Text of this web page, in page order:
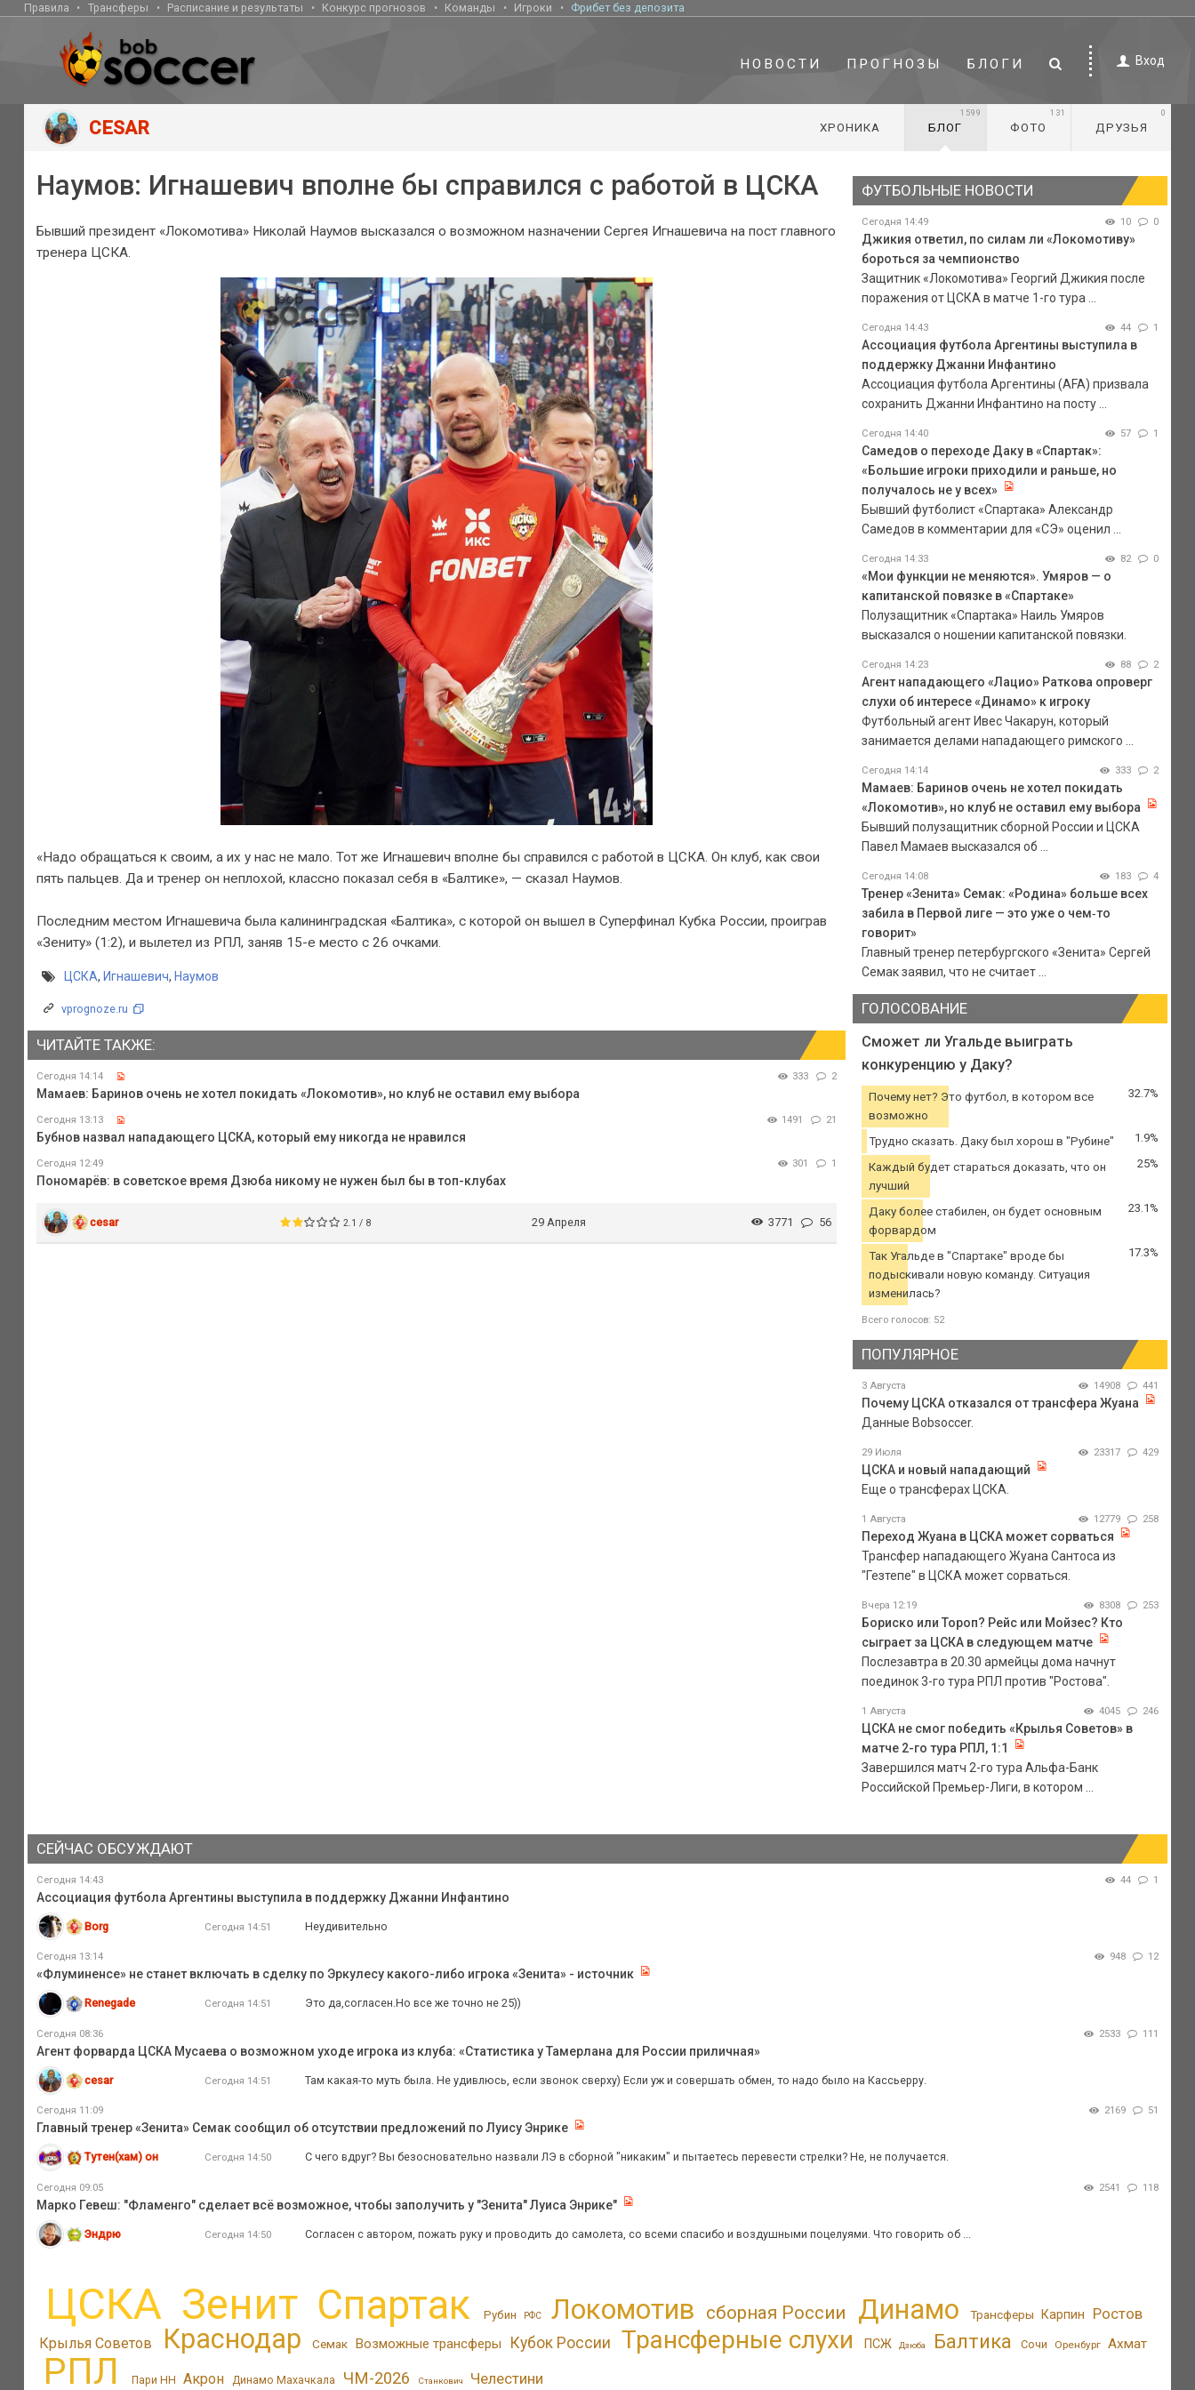
Правила Трансферы Расписание и результаты Конкурс прогнозов Команды Игроки Фрибет без депозита
НОВОСТИ ПРОГНОЗЫ БЛОГИ Вход
CESAR ХРОНИКА БЛОГ
1599
ФОТО
131
ДРУЗЬЯ
0
Наумов: Игнашевич вполне бы справился с работой в ЦСКА
Бывший президент «Локомотива» Николай Наумов высказался о возможном назначении Сергея Игнашевича на пост главного
тренера ЦСКА.
«Надо обращаться к своим, а их у нас не мало. Тот же Игнашевич вполне бы справился с работой в ЦСКА. Он клуб, как свои
пять пальцев. Да и тренер он неплохой, классно показал себя в «Балтике», — сказал Наумов.
Последним местом Игнашевича была калининградская «Балтика», с которой он вышел в Суперфинал Кубка России, проиграв
«Зениту» (1:2), и вылетел из РПЛ, заняв 15-е место с 26 очками.
ЦСКА, Игнашевич, Наумов
vprognoze.ru
ЧИТАЙТЕ ТАКЖЕ:
Сегодня 14:14 333 2
Мамаев: Баринов очень не хотел покидать «Локомотив», но клуб не оставил ему выбора
Сегодня 13:13 1491 21
Бубнов назвал нападающего ЦСКА, который ему никогда не нравился
Сегодня 12:49 301 1
Пономарёв: в советское время Дзюба никому не нужен был бы в топ-клубах
cesar 2.1 / 8 29 Апреля 3771 56
ФУТБОЛЬНЫЕ НОВОСТИ
Сегодня 14:49 10 0
Джикия ответил, по силам ли «Локомотиву»
бороться за чемпионство
Защитник «Локомотива» Георгий Джикия после
поражения от ЦСКА в матче 1-го тура ...
Сегодня 14:43 44 1
Ассоциация футбола Аргентины выступила в
поддержку Джанни Инфантино
Ассоциация футбола Аргентины (AFA) призвала
сохранить Джанни Инфантино на посту ...
Сегодня 14:40 57 1
Самедов о переходе Даку в «Спартак»:
«Большие игроки приходили и раньше, но
получалось не у всех»
Бывший футболист «Спартака» Александр
Самедов в комментарии для «СЭ» оценил ...
Сегодня 14:33 82 0
«Мои функции не меняются». Умяров — о
капитанской повязке в «Спартаке»
Полузащитник «Спартака» Наиль Умяров
высказался о ношении капитанской повязки.
Сегодня 14:23 88 2
Агент нападающего «Лацио» Раткова опроверг
слухи об интересе «Динамо» к игроку
Футбольный агент Ивес Чакарун, который
занимается делами нападающего римского ...
Сегодня 14:14 333 2
Мамаев: Баринов очень не хотел покидать
«Локомотив», но клуб не оставил ему выбора
Бывший полузащитник сборной России и ЦСКА
Павел Мамаев высказался об ...
Сегодня 14:08 183 4
Тренер «Зенита» Семак: «Родина» больше всех
забила в Первой лиге — это уже о чем‑то
говорит»
Главный тренер петербургского «Зенита» Сергей
Семак заявил, что не считает ...
ГОЛОСОВАНИЕ
Сможет ли Угальде выиграть
конкуренцию у Даку?
Почему нет? Это футбол, в котором все
возможно
32.7%
Трудно сказать. Даку был хорош в "Рубине" 1.9%
Каждый будет стараться доказать, что он
лучший
25%
Даку более стабилен, он будет основным
форвардом
23.1%
Так Угальде в "Спартаке" вроде бы
подыскивали новую команду. Ситуация
изменилась?
17.3%
Всего голосов: 52
ПОПУЛЯРНОЕ
3 Августа 14908 441
Почему ЦСКА отказался от трансфера Жуана
Данные Bobsoccer.
29 Июля 23317 429
ЦСКА и новый нападающий
Еще о трансферах ЦСКА.
1 Августа 12779 258
Переход Жуана в ЦСКА может сорваться
Трансфер нападающего Жуана Сантоса из
"Гезтепе" в ЦСКА может сорваться.
Вчера 12:19 8308 253
Бориско или Тороп? Рейс или Мойзес? Кто
сыграет за ЦСКА в следующем матче
Послезавтра в 20.30 армейцы дома начнут
поединок 3-го тура РПЛ против "Ростова".
1 Августа 4045 246
ЦСКА не смог победить «Крылья Советов» в
матче 2-го тура РПЛ, 1:1
Завершился матч 2-го тура Альфа-Банк
Российской Премьер-Лиги, в котором ...
СЕЙЧАС ОБСУЖДАЮТ
Сегодня 14:43 44 1
Ассоциация футбола Аргентины выступила в поддержку Джанни Инфантино
Borg Сегодня 14:51 Неудивительно
Сегодня 13:14 948 12
«Флуминенсе» не станет включать в сделку по Эркулесу какого-либо игрока «Зенита» - источник
Renegade Сегодня 14:51 Это да,согласен.Но все же точно не 25))
Сегодня 08:36 2533 111
Агент форварда ЦСКА Мусаева о возможном уходе игрока из клуба: «Статистика у Тамерлана для России приличная»
cesar Сегодня 14:51 Там какая-то муть была. Не удивлюсь, если звонок сверху) Если уж и совершать обмен, то надо было на Кассьерру.
Сегодня 11:09 2169 51
Главный тренер «Зенита» Семак сообщил об отсутствии предложений по Луису Энрике
Тутен(хам) он Сегодня 14:50 С чего вдруг? Вы безосновательно назвали ЛЭ в сборной "никаким" и пытаетесь перевести стрелки? Не, не получается.
Сегодня 09:05 2541 118
Марко Гевеш: "Фламенго" сделает всё возможное, чтобы заполучить у "Зенита" Луиса Энрике"
Эндрю Сегодня 14:50 Согласен с автором, пожать руку и проводить до самолета, со всеми спасибо и воздушными поцелуями. Что говорить об ...
ЦСКА Зенит Спартак Рубин РФС Локомотив сборная России Динамо Трансферы Карпин Ростов
Крылья Советов Краснодар Семак Возможные трансферы Кубок России Трансферные слухи ПСЖ Дзюба Балтика Сочи Оренбург Ахмат
РПЛ Пари НН Акрон Динамо Махачкала ЧМ-2026 Станкович Челестини